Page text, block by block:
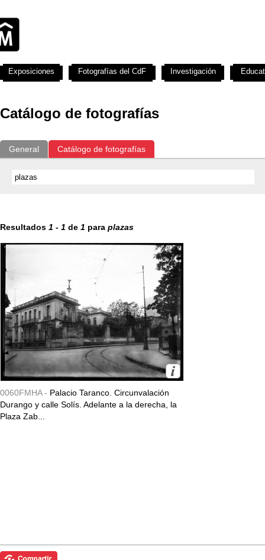
Catálogo de fotografías
General Catálogo de fotografías
Resultados 1 - 1 de 1 para plazas
0060FMHA - Palacio Taranco. Circunvalación
Durango y calle Solís. Adelante a la derecha, la
Plaza Zab...
Exposiciones Fotografías del CdF Investigación